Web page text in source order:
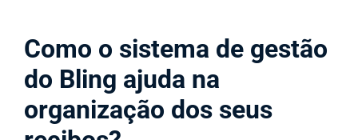
Como o sistema de gestão
do Bling ajuda na
organização dos seus